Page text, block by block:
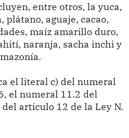
entre otros, la yuca,
plátano, aguaje, cacao,
maíz amarillo duro,
naranja, sacha inchi y
el literal c) del numeral
el numeral 11.2 del
artículo 12 de la Ley N.